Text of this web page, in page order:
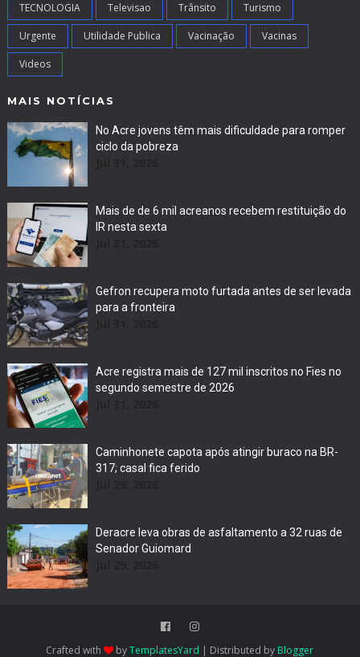
TECNOLOGIA Televisao Trânsito Turismo
Urgente Utilidade Publica Vacinação Vacinas
Videos
MAIS NOTÍCIAS
No Acre jovens têm mais dificuldade para romper
ciclo da pobreza
Mais de de 6 mil acreanos recebem restituição do
IR nesta sexta
Gefron recupera moto furtada antes de ser levada
para a fronteira
Acre registra mais de 127 mil inscritos no Fies no
segundo semestre de 2026
Caminhonete capota após atingir buraco na BR-
317; casal fica ferido
Deracre leva obras de asfaltamento a 32 ruas de
Senador Guiomard
Crafted with byTemplatesYard | Distributed by Blogger